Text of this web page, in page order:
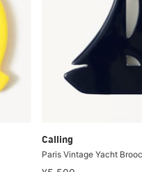
Calling
Paris Vintage Yacht